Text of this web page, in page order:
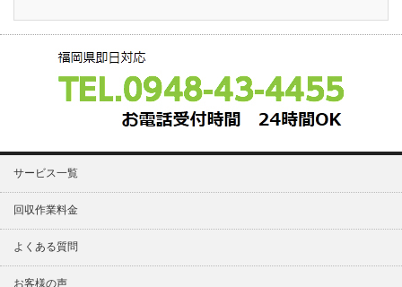
サービス一覧
回収作業料金
よくある質問
お客様の声